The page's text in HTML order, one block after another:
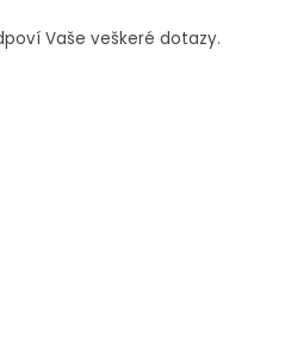
Vaše veškeré dotazy.